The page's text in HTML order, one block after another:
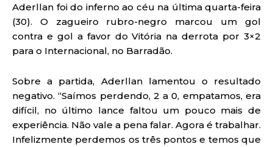
Aderllan foi do inferno ao céu na última quarta-feira
(30). O zagueiro rubro-negro marcou um gol
contra e gol a favor do Vitória na derrota por 3×2
para o Internacional, no Barradão.
Sobre a partida, Aderllan lamentou o resultado
negativo. “Saímos perdendo, 2 a 0, empatamos, era
difícil, no último lance faltou um pouco mais de
experiência. Não vale a pena falar. Agora é trabalhar.
Infelizmente perdemos os três pontos e temos que